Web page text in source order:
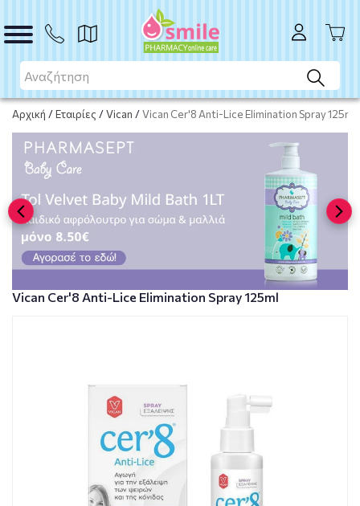
Αρχική /Εταιρίες /Vican /Vican Cer'8 Anti-Lice Elimination Spray 125ml
ΑΓΟΡΑ
Vican Cer'8 Anti-Lice Elimination Spray 125ml